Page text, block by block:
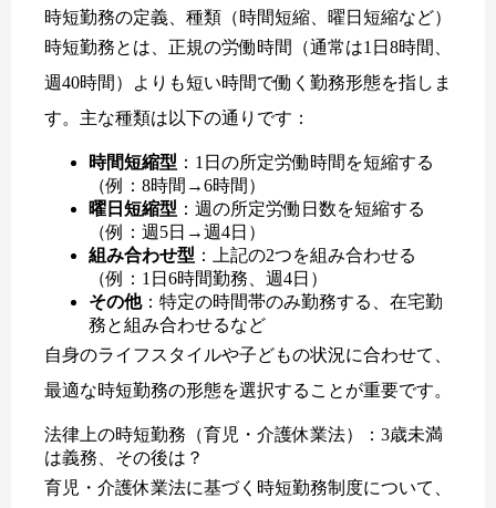
時短勤務の定義、種類（時間短縮、曜日短縮など）
時短勤務とは、正規の労働時間（通常は1日8時間、
週40時間）よりも短い時間で働く勤務形態を指しま
す。主な種類は以下の通りです：
時間短縮型 ：1日の所定労働時間を短縮する
（例：8時間→6時間）
曜日短縮型 ：週の所定労働日数を短縮する
（例：週5日→週4日）
組み合わせ型 ：上記の2つを組み合わせる
（例：1日6時間勤務、週4日）
その他：特定の時間帯のみ勤務する、在宅勤
務と組み合わせるなど
自身のライフスタイルや子どもの状況に合わせて、
最適な時短勤務の形態を選択することが重要です。
法律上の時短勤務（育児・介護休業法）：3歳未満
は義務、その後は？
育児・介護休業法に基づく時短勤務制度について、